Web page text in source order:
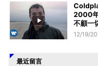
2000
不顧一
12/19/
最近留言